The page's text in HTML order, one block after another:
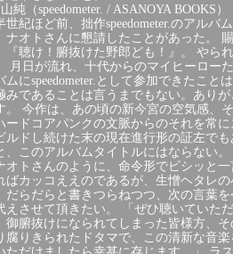
純（speedometer. / ASANOYA BOOKS）
世紀ほど前、拙作speedometer.のアルバ
ナオトさんに懇請したことがあった。
『聴け！腑抜けた野郎ども！』。 やら
月日が流れ、十代からのマイヒーロー
ムにspeedometer.として参加できたこと
みであることは言うまでもない。ありが
。 今作は、あの頃の新今宮の空気感、
ードコアパンクの文脈からのそれを常
ルドし続けた末の現在進行形の証左でも
、このアルバムタイトルにはならない
オトさんのように、命令形でビシッと一
ばカッコええのであるが、生憎ヘタレの
だらだらと書きつらねつつ、次の言葉を
えさせて頂きたい。 「ぜひ聴いていた
御腑抜けになられてしまった皆様方、そ
腐りきられたドタマで、この清新な音楽